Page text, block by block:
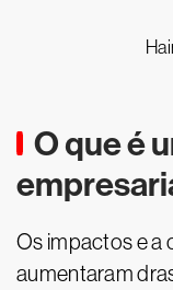
O que é
Os impactos e a
aumentaram